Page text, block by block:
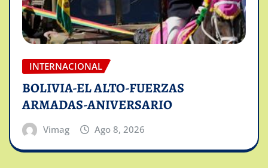
INTERNACIONAL
BOLIVIA-EL ALTO-FUERZAS
ARMADAS-ANIVERSARIO
Vimag Ago 8, 2026